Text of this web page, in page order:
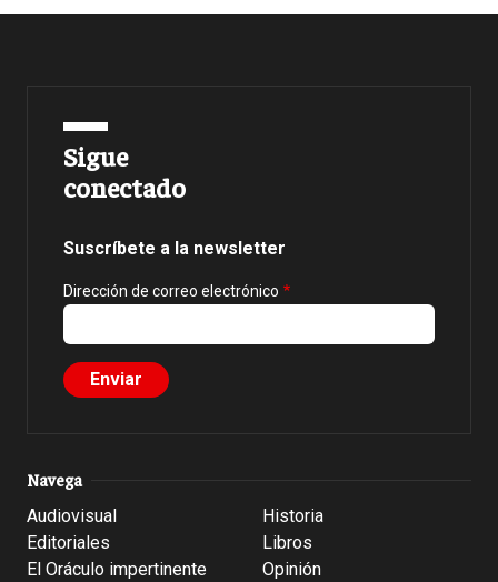
Sigue
conectado
Suscríbete a la newsletter
Dirección de correo electrónico
Navega
Audiovisual
Editoriales
El Oráculo impertinente
Historia
Libros
Opinión